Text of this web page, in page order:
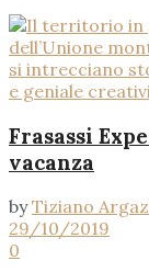
Frasassi
vacanza
by Tiziano
29/10/2019
0